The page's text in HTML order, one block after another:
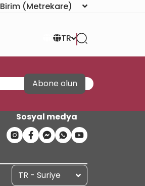
Birim (Metrekare)
TR
Abone olun
Sosyal medya
TR - Suriye